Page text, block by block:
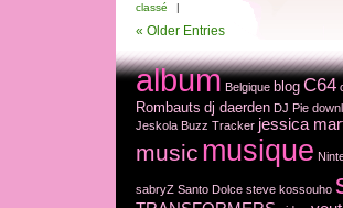
classé |
« Older Entries
album Belgique blog C64
Rombauts dj daerden DJ Pie
Jeskola Buzz Tracker jessica
music musique
sabryZ Santo Dolce steve kossouho